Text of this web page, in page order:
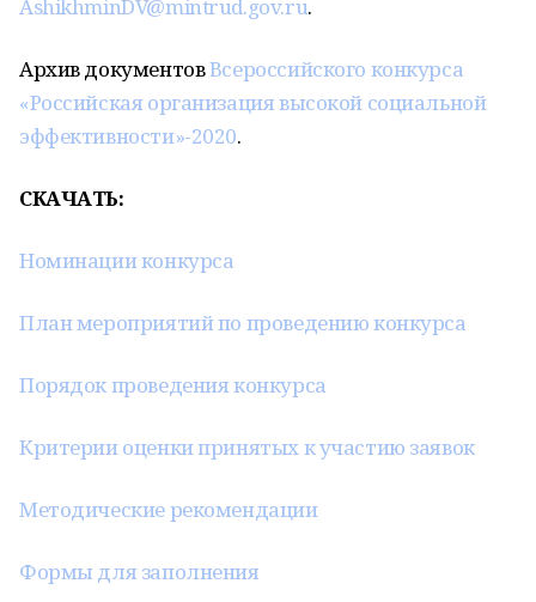
AshikhminDV@mintrud.gov.ru.
Архив документовВсероссийского конкурса
«Российская организация высокой социальной
эффективности»-2020.
СКАЧАТЬ:
Номинации конкурса
План мероприятий по проведению конкурса
Порядок проведения конкурса
Критерии оценки принятых к участию заявок
Методические рекомендации
Формы для заполнения